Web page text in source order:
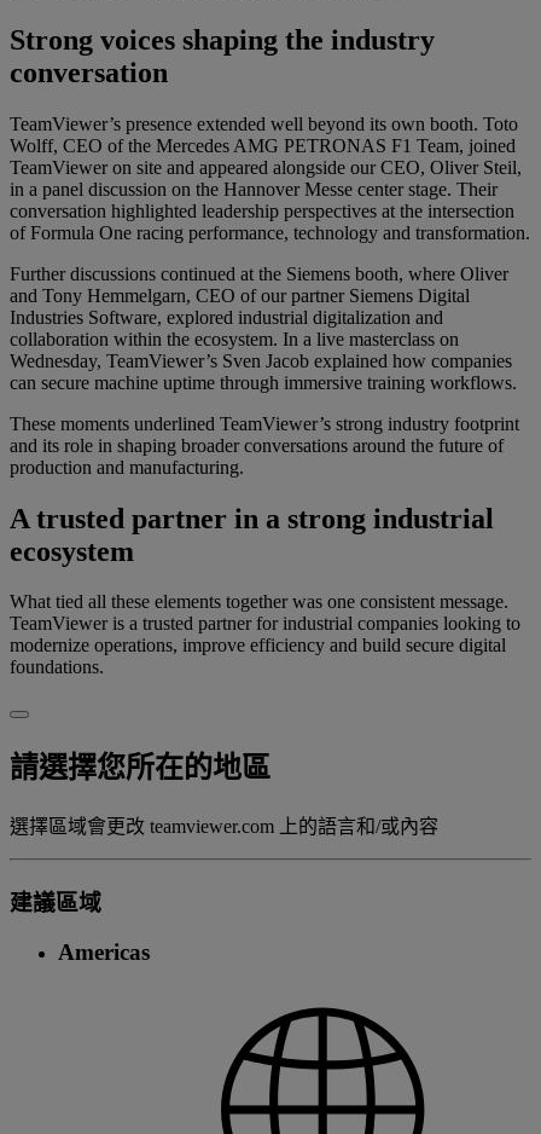
Strong voices shaping the industry
conversation
TeamViewer’s presence extended well beyond its own booth. Toto
Wolff, CEO of the Mercedes AMG PETRONAS F1 Team, joined
TeamViewer on site and appeared alongside our CEO, Oliver Steil,
in a panel discussion on the Hannover Messe center stage. Their
conversation highlighted leadership perspectives at the intersection
of Formula One racing performance, technology and transformation.
Further discussions continued at the Siemens booth, where Oliver
and Tony Hemmelgarn, CEO of our partner Siemens Digital
Industries Software, explored industrial digitalization and
collaboration within the ecosystem. In a live masterclass on
Wednesday, TeamViewer’s Sven Jacob explained how companies
can secure machine uptime through immersive training workflows.
These moments underlined TeamViewer’s strong industry footprint
and its role in shaping broader conversations around the future of
production and manufacturing.
A trusted partner in a strong industrial
ecosystem
What tied all these elements together was one consistent message.
TeamViewer is a trusted partner for industrial companies looking to
modernize operations, improve efficiency and build secure digital
foundations.
請選擇您所在的地區
選擇區域會更改 teamviewer.com 上的語言和/或內容
建議區域
Americas